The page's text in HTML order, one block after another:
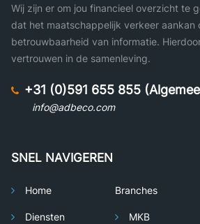
Wij zijn er om jou financieel overzicht te
dat het maatschappelijk verkeer aankan
betrouwbaarheid van informatie.
vertrouwen in de samenleving.
+31 (0)591 655 855
info@adbeco.com
SNEL NAVIGEREN
Home
Diensten
Branches
MKB